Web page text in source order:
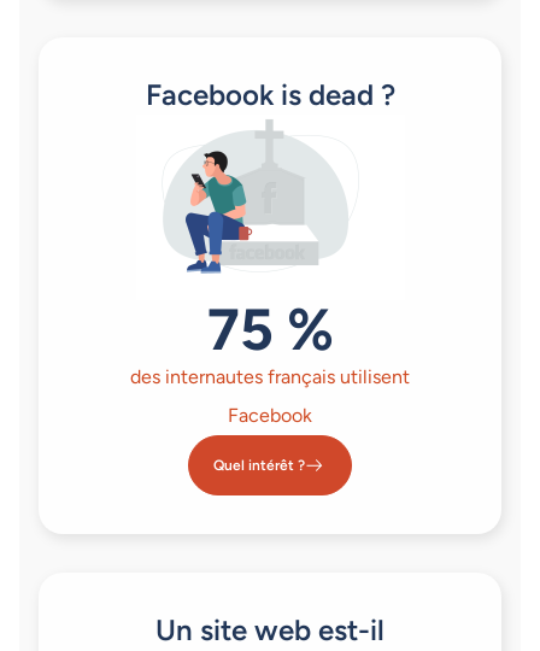
Facebook is dead ?
75 %
des internautes français utilisent
Facebook
Quel intérêt ?
Un site web est-il